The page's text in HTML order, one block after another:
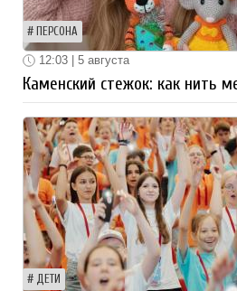
ПЕРСОНА
12:03 | 5 августа
Каменский стежок: как нить
ДЕТИ